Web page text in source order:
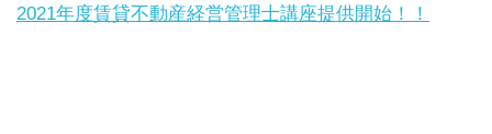
2021年度賃貸不動産経営管理士講座提供開始！！